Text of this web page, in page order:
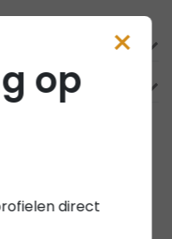
×
op
direct